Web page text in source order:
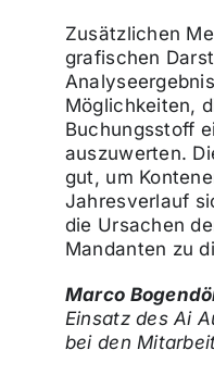
Zusätzlichen
grafischen
Möglichkeiten,
Buchungsstoff
auszuwerten.
gut, um
Jahresverlauf
die Ursachen
Mandanten zu
Marco
Einsatz des Ai
bei den